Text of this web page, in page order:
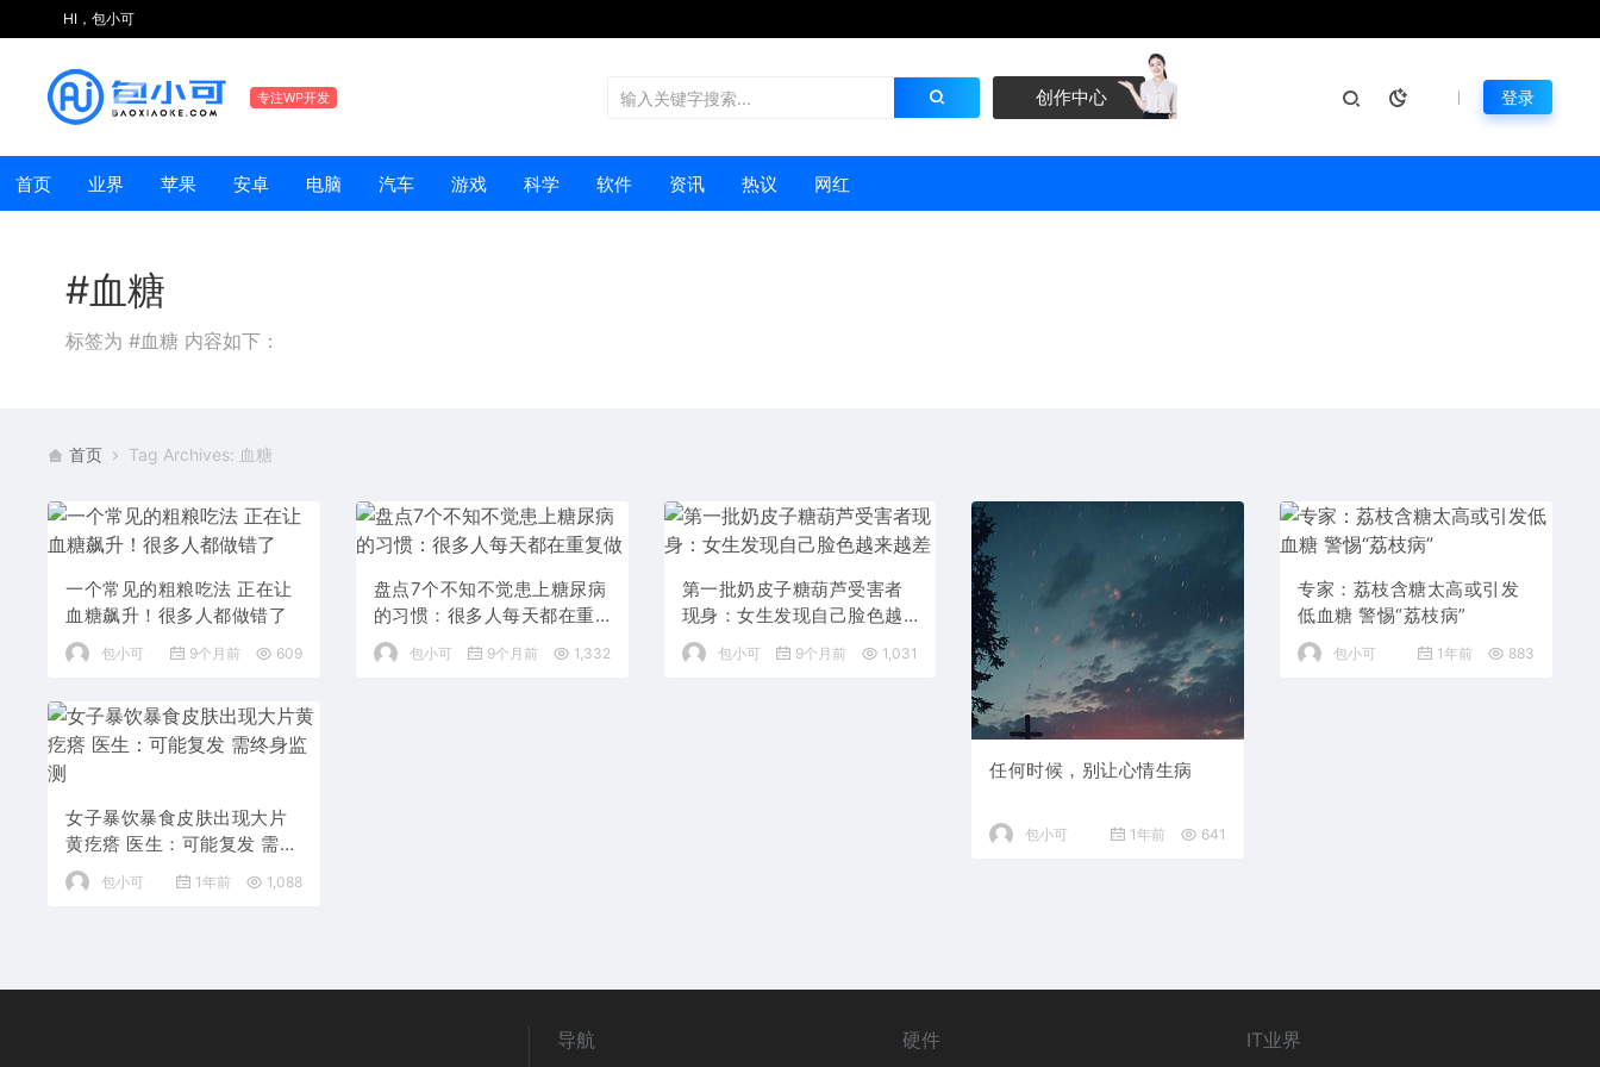
HI，包小可
专注WP开发 创作中心 登录
首页 业界 苹果 安卓 电脑 汽车 游戏 科学 软件 资讯 热议 网红
#血糖
标签为 #血糖 内容如下：
首页 Tag Archives: 血糖
一个常见的粗粮吃法 正在让
血糖飙升！很多人都做错了
包小可 9个月前 609
盘点7个不知不觉患上糖尿病
的习惯：很多人每天都在重
复做
包小可 9个月前 1,332
第一批奶皮子糖葫芦受害者
现身：女生发现自己脸色越
来越差
包小可 9个月前 1,031
任何时候，别让心情生病
包小可 1年前 641
专家：荔枝含糖太高或引发
低血糖 警惕“荔枝病”
包小可 1年前 883
女子暴饮暴食皮肤出现大片
黄疙瘩 医生：可能复发 需终
身监测
包小可 1年前 1,088
导航 硬件 IT业界